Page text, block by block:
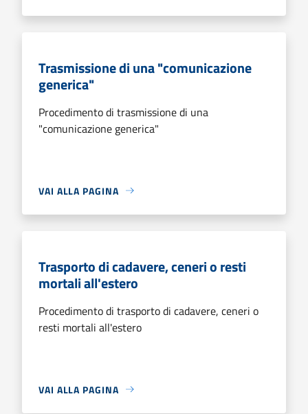
Trasmissione di una "comunicazione
generica"
Procedimento di trasmissione di una
"comunicazione generica"
VAI ALLA PAGINA
Trasporto di cadavere, ceneri o resti
mortali all'estero
Procedimento di trasporto di cadavere, ceneri o
resti mortali all'estero
VAI ALLA PAGINA